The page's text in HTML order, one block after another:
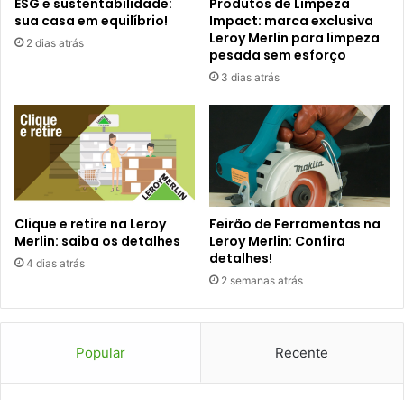
sua casa em equilíbrio!
2 dias atrás
Impact: marca exclusiva
Leroy Merlin para limpeza
pesada sem esforço
3 dias atrás
Clique e retire na Leroy
Merlin: saiba os detalhes
4 dias atrás
Feirão de Ferramentas na
Leroy Merlin: Confira
detalhes!
2 semanas atrás
Popular Recente